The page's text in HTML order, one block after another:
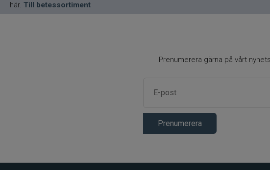
här. Till betessortiment
Prenumerera gärna på vårt
Prenumerera